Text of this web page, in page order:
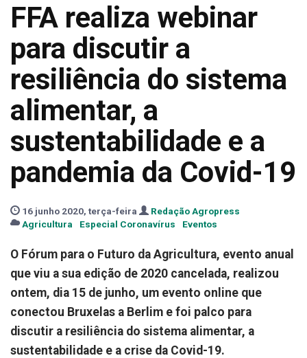
FFA realiza webinar
para discutir a
resiliência do sistema
alimentar, a
sustentabilidade e a
pandemia da Covid-19
16 junho 2020, terça-feira
Redação Agropress
Agricultura
Especial Coronavírus Eventos
O Fórum para o Futuro da Agricultura, evento anual
que viu a sua edição de 2020 cancelada, realizou
ontem, dia 15 de junho, um evento online que
conectou Bruxelas a Berlim e foi palco para
discutir a resiliência do sistema alimentar, a
sustentabilidade e a crise da Covid-19.